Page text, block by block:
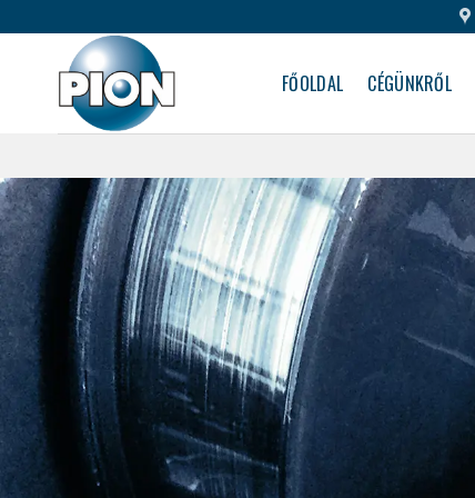
to
content
FŐOLDAL CÉGÜNKRŐL